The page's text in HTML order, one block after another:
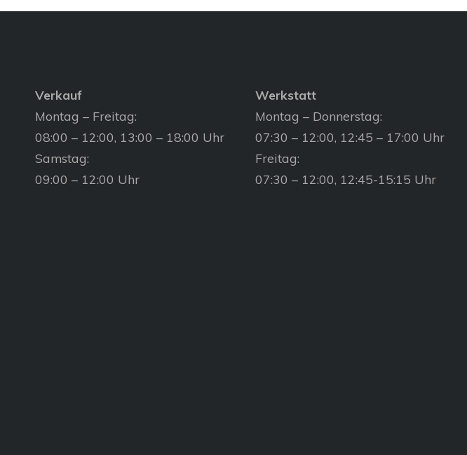
Verkauf
Montag – Freitag:
08:00 – 12:00, 13:00 – 18:00 Uhr
Samstag:
09:00 – 12:00 Uhr
Werkstatt
Montag – Donnerstag:
07:30 – 12:00, 12:45 – 17:00 Uhr
Freitag:
07:30 – 12:00, 12:45-15:15 Uhr